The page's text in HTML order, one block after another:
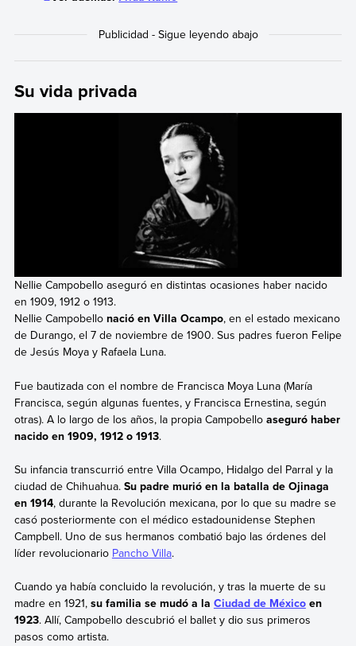
Su vida privada
Nellie Campobello aseguró en distintas ocasiones haber nacido
en 1909, 1912 o 1913.
Nellie Campobello nació en Villa Ocampo, en el estado mexicano
de Durango, el 7 de noviembre de 1900. Sus padres fueron Felipe
de Jesús Moya y Rafaela Luna.
Fue bautizada con el nombre de Francisca Moya Luna (María
Francisca, según algunas fuentes, y Francisca Ernestina, según
otras). A lo largo de los años, la propia Campobello aseguró haber
nacido en 1909, 1912 o 1913.
Su infancia transcurrió entre Villa Ocampo, Hidalgo del Parral y la
ciudad de Chihuahua. Su padre murió en la batalla de Ojinaga
en 1914, durante la Revolución mexicana, por lo que su madre se
casó posteriormente con el médico estadounidense Stephen
Campbell. Uno de sus hermanos combatió bajo las órdenes del
líder revolucionario Pancho Villa.
Cuando ya había concluido la revolución, y tras la muerte de su
madre en 1921, su familia se mudó a la Ciudad de Méxicoen
1923. Allí, Campobello descubrió el ballet y dio sus primeros
pasos como artista.